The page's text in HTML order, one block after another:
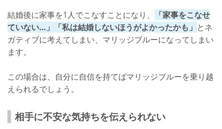
結婚後に家事を1人でこなすことになり、
「家事をこなせ
ていない…」「私は結婚しないほうがよかったかも」 とネ
ガティブに考えてしまい、マリッジブルーになってしまい
ます。
この場合は、自分に自信を持てばマリッジブルーを乗り越
えられるでしょう。
相手に不安な気持ちを伝えられない